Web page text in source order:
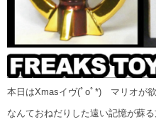
本日はXmasイヴ(ﾟoﾟ*) マリオが
なんておねだりした遠い記憶が蘇